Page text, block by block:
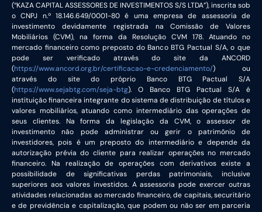
(“KAZA CAPITAL ASSESSORES DE INVESTIMENTOS S/S LTDA”), inscrita sob
o CNPJ n.º 18.146.649/0001-80 é uma empresa de assessoria de
investimento devidamente registrada na Comissão de Valores
Mobiliários (CVM), na forma da Resolução CVM 178. Atuando no
mercado financeiro como preposto do Banco BTG Pactual S/A, o que
pode ser verificado através do site da ANCORD
(https://www.ancord.org.br/certificacao-e-credenciamento/) ou
através do site do próprio Banco BTG Pactual S/A
(https://www.sejabtg.com/seja-btg). O Banco BTG Pactual S/A é
instituição financeira integrante do sistema de distribuição de títulos e
valores mobiliários, atuando como intermediário das operações de
seus clientes. Na forma da legislação da CVM, o assessor de
investimento não pode administrar ou gerir o patrimônio de
investidores, pois é um preposto do intermediário e depende da
autorização prévia do cliente para realizar operações no mercado
financeiro. Na realização de operações com derivativos existe a
possibilidade de significativas perdas patrimoniais, inclusive
superiores aos valores investidos. A assessoria pode exercer outras
atividades relacionadas ao mercado financeiro, de capitais, securitário
e de previdência e capitalização, que podem ou não ser em parceria